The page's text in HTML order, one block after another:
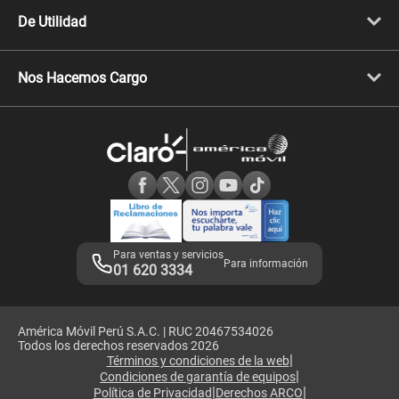
Celulares iPhone
Celulares Samsung
Celulares Motorola
De Utilidad
Llamada por llamada
Comprobantes electrónicos
Consulta de IMEI
Nos Hacemos Cargo
Consulta de reclamos
Adquirientes iPhone 6, 6S y SE
Mensaje de Seguridad
Términos y Condiciones de Tienda Claro
Libro de Reclamaciones
Legales de marketplace
Para ventas y servicios
01 620 3334 Para información
América Móvil Perú S.A.C. | RUC 20467534026
Todos los derechos reservados 2026
Términos y condiciones de la web|
Condiciones de garantía de equipos|
Política de Privacidad|Derechos ARCO|